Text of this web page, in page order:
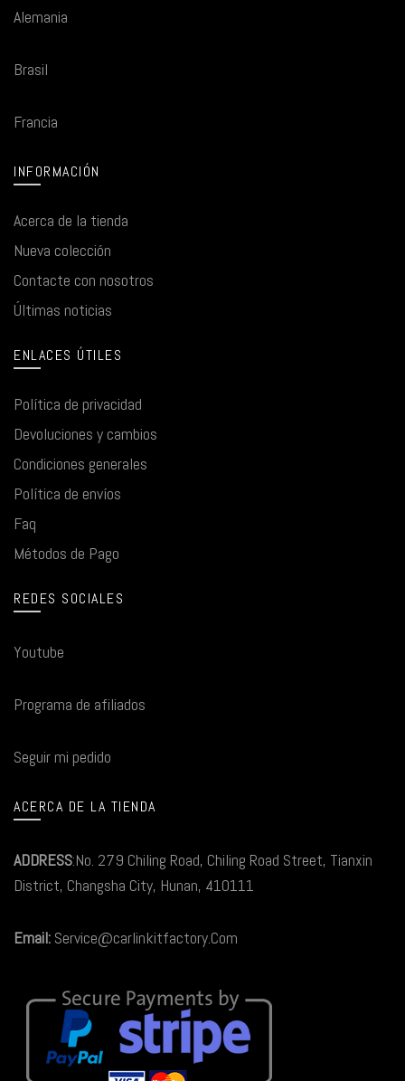
Alemania
Brasil
Francia
INFORMACIÓN
Acerca de la tienda
Nueva colección
Contacte con nosotros
Últimas noticias
ENLACES ÚTILES
Política de privacidad
Devoluciones y cambios
Condiciones generales
Política de envíos
Faq
Métodos de Pago
REDES SOCIALES
Youtube
Programa de afiliados
Seguir mi pedido
ACERCA DE LA TIENDA
ADDRESS:No. 279 Chiling Road, Chiling Road Street, Tianxin
District, Changsha City, Hunan, 410111
Email: Service@carlinkitfactory.Com